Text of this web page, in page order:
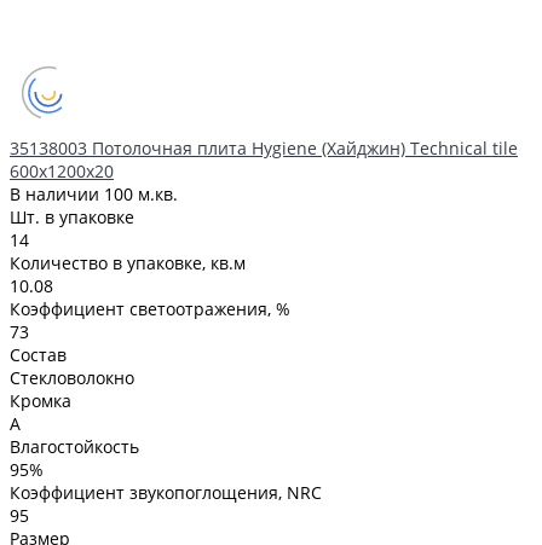
35138003 Потолочная плита Hygiene (Хайджин) Technical tile
600x1200x20
В наличии 100 м.кв.
Шт. в упаковке
14
Количество в упаковке, кв.м
10.08
Коэффициент светоотражения, %
73
Состав
Стекловолокно
Кромка
A
Влагостойкость
95%
Коэффициент звукопоглощения, NRC
95
Размер